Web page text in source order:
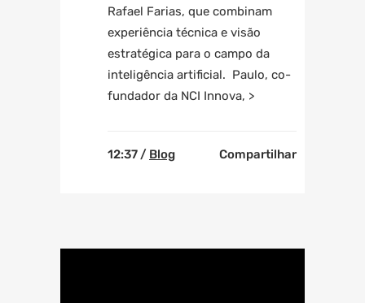
Rafael Farias, que combinam
experiência técnica e visão
estratégica para o campo da
inteligência artificial. Paulo, co-
fundador da NCI Innova, >
12:37 / Blog Compartilhar